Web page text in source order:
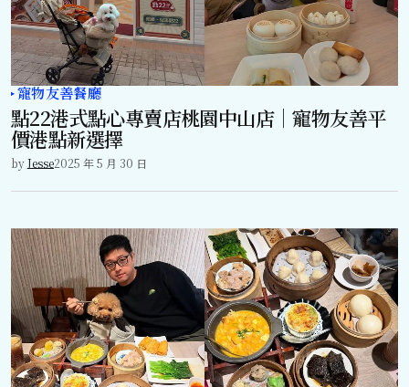
寵物友善餐廳
點22港式點心專賣店桃園中山店｜寵物友善平
價港點新選擇
byJesse2025 年 5 月 30 日